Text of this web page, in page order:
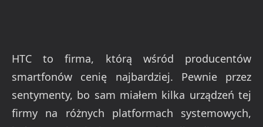
HTC to firma, którą wśród producentów
smartfonów cenię najbardziej. Pewnie przez
sentymenty, bo sam miałem kilka urządzeń tej
firmy na różnych platformach systemowych,